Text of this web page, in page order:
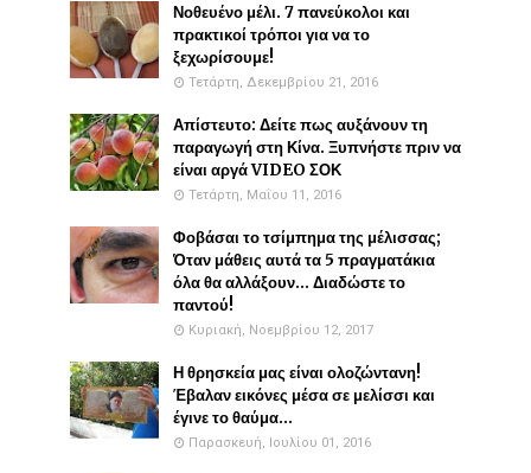
Νοθευένο μέλι. 7 πανεύκολοι και
πρακτικοί τρόποι για να το
ξεχωρίσουμε!
Τετάρτη, Δεκεμβρίου 21, 2016
Απίστευτο: Δείτε πως αυξάνουν τη
παραγωγή στη Κίνα. Ξυπνήστε πριν να
είναι αργά VIDEO ΣΟΚ
Τετάρτη, Μαΐου 11, 2016
Φοβάσαι το τσίμπημα της μέλισσας;
Όταν μάθεις αυτά τα 5 πραγματάκια
όλα θα αλλάξουν... Διαδώστε το
παντού!
Κυριακή, Νοεμβρίου 12, 2017
Η θρησκεία μας είναι ολοζώντανη!
Έβαλαν εικόνες μέσα σε μελίσσι και
έγινε το θαύμα...
Παρασκευή, Ιουλίου 01, 2016